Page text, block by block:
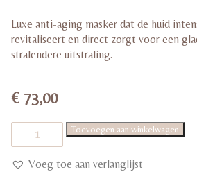
Luxe anti-aging masker dat de huid
revitaliseert en direct zorgt voor een
stralendere uitstraling.
€ 73,00
Yonka
Excellence
Code
anti-
age
Toevoegen aan winkelwagen
Voeg toe aan verlanglijst